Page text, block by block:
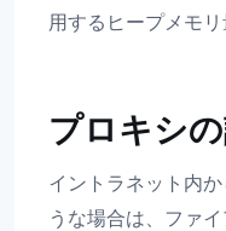
用するヒープメモリ
プロキシ
イントラネット内
うな場合は、ファ